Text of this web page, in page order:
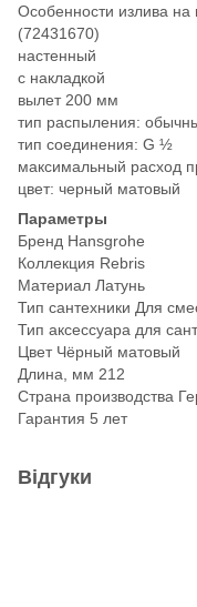
Особенности излива
(72431670)
настенный
с накладкой
вылет 200 мм
тип распыления:
тип соединения: G ½
максимальный расход
цвет: черный матовый
Параметры
Бренд Hansgrohe
Коллекция Rebris
Материал Латунь
Тип сантехники Для
Тип аксессуара для
Цвет Чёрный матовый
Длина, мм 212
Страна производства
Гарантия 5 лет
Відгуки